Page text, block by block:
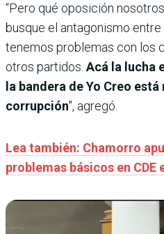
“Pero qué oposición
busque el antagonismo
tenemos problemas con los
otros partidos. Acá la lucha
la bandera de Yo Creo
corrupción", agregó.
Lea también: Chamorro
problemas básicos en